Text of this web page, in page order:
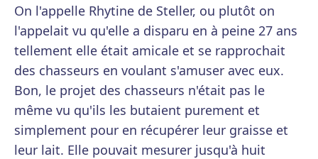
On l'appelle Rhytine de Steller, ou plutôt on
l'appelait vu qu'elle a disparu en à peine 27 ans
tellement elle était amicale et se rapprochait
des chasseurs en voulant s'amuser avec eux.
Bon, le projet des chasseurs n'était pas le
même vu qu'ils les butaient purement et
simplement pour en récupérer leur graisse et
leur lait. Elle pouvait mesurer jusqu'à huit